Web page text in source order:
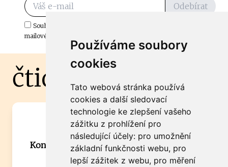
Používáme soubory
cookies
Tato webová stránka používá
cookies a další sledovací
technologie ke zlepšení vašeho
zážitku z prohlížení pro
následující účely: pro umožnění
základní funkčnosti webu, pro
lepší zážitek z webu, pro měření
Odebírat
Souhlasím s odběrem důležitých zpráv ze ČtiDoma.cz do mé e-
mailové schránky.
čtidoma.cz
Máte zajímavou informaci? Chcete
spolupracovat?
Kontaktujte šéfredaktora Martina Chalupu:
chalupa@ctidoma.cz